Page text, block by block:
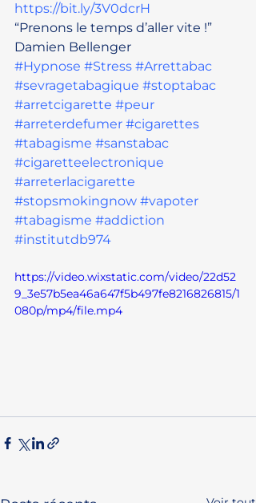
https://bit.ly/3V0dcrH
“Prenons le temps d’aller vite !”
Damien Bellenger
#Hypnose #Stress #Arrettabac
#sevragetabagique #stoptabac
#arretcigarette #peur
#arreterdefumer #cigarettes
#tabagisme #sanstabac
#cigaretteelectronique
#arreterlacigarette
#stopsmokingnow #vapoter
#tabagisme #addiction
#institutdb974
https://video.wixstatic.com/video/22d52
9_3e57b5ea46a647f5b497fe8216826815/1
080p/mp4/file.mp4